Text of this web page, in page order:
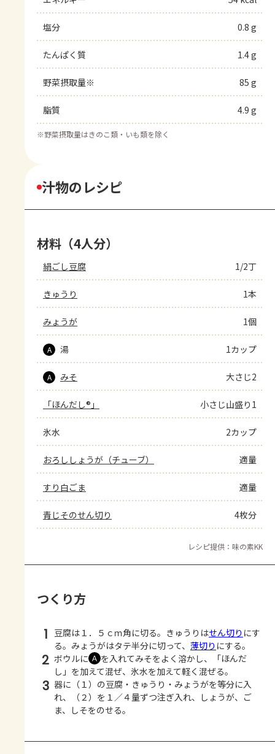
塩分 0.8 g
たんぱく質 1.4 g
野菜摂取量※ 85 g
脂質 4.9 g
※野菜摂取量はきのこ類・いも類を除く
汁物のレシピ
材料（4人分）
絹ごし豆腐 1/2丁
きゅうり 1本
みょうが 1個
A 湯 1カップ
A みそ 大さじ2
「ほんだし®」 小さじ山盛り1
氷水 2カップ
おろししょうが（チューブ） 適量
すり白ごま 適量
青じそのせん切り 4枚分
レシピ提供：味の素KK
つくり方
1 豆腐は１．５ｃｍ角に切る。きゅうりはせん切り にす
る。みょうがはタテ半分に切って、 薄切り にする。
2 ボウルに Ａ を入れてみそをよく溶かし、「ほんだ
し」を加えて混ぜ、氷水を加えて軽く混ぜる。
3 器に（１）の豆腐・きゅうり・みょうがを等分に入
れ、（２）を１／４量ずつ注ぎ入れ、しょうが、ご
ま、しそをのせる。